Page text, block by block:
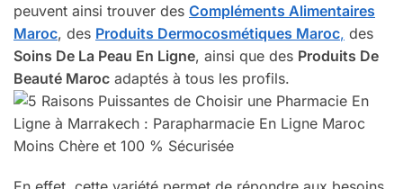
peuvent ainsi trouver des Compléments Alimentaires
Maroc, des Produits Dermocosmétiques Maroc, des
Soins De La Peau En Ligne, ainsi que des Produits De
Beauté Maroc adaptés à tous les profils.